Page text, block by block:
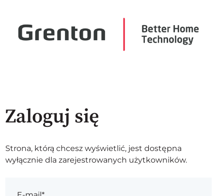
Zaloguj się
Strona, którą chcesz wyświetlić, jest dostępna
wyłącznie dla zarejestrowanych użytkowników.